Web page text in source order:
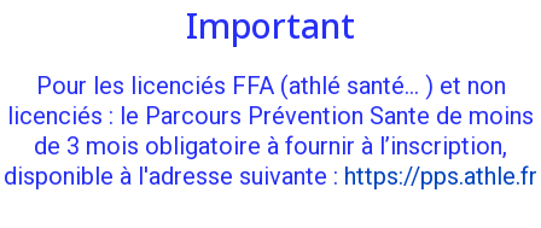
Important
Pour les licenciés FFA (athlé santé… ) et non
licenciés : le Parcours Prévention Sante de moins
de 3 mois obligatoire à fournir à l’inscription,
disponible à l'adresse suivante : https://pps.athle.fr